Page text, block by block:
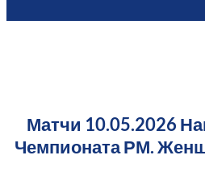
Матчи 10.05.2026
Чемпионата РМ.